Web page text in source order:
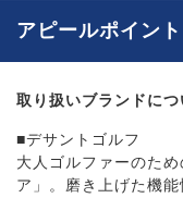
アピールポイント
取り扱いブランドにつ
■デサントゴルフ
大人ゴルファーのた
ア」。磨き上げた機